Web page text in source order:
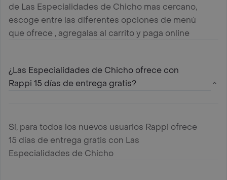
de Las Especialidades de Chicho mas cercano,
escoge entre las diferentes opciones de menú
que ofrece , agregalas al carrito y paga online
¿Las Especialidades de Chicho ofrece con
Rappi 15 días de entrega gratis?
Sí, para todos los nuevos usuarios Rappi ofrece
15 días de entrega gratis con Las
Especialidades de Chicho